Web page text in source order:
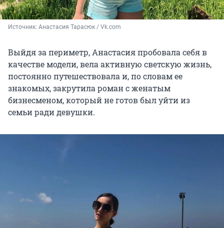
Источник: Анастасия Тарасюк / Vk.com
Выйдя за периметр, Анастасия пробовала себя в
качестве модели, вела активную светскую жизнь,
постоянно путешествовала и, по словам ее
знакомых, закрутила роман с женатым
бизнесменом, который не готов был уйти из
семьи ради девушки.